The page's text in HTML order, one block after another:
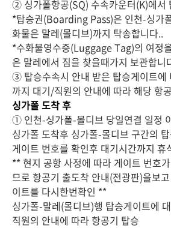
② 싱가폴항공(SQ) 수속카운터(K)에서
*탑승권(Boarding Pass)은 인천-싱가
화물은 말레(몰디브)까지 탁송합니다..
*수화물영수증(Luggage Tag)의 여정
은 말레에서 짐을 찾을때가지 보관합니
③ 탑승수속시 안내 받은 탑승게이트에
까지 대기/직원의 안내에 따라 해당 항
싱가폴 도착 후
① 인천-싱가폴-몰디브 당일연결 일정
싱가폴 도착후 싱가폴-몰디브 구간의
게이트 번호를 확인후 대기시간까지 휴
** 현지 공항 사정에 따라 게이트 번호
므로 항공기 출도착 안내(전광판)을보
이트를 다시한번확인 **
싱가폴-말레(몰디브)행 탑승게이트에
직원의 안내에 따라 항공기 탑승